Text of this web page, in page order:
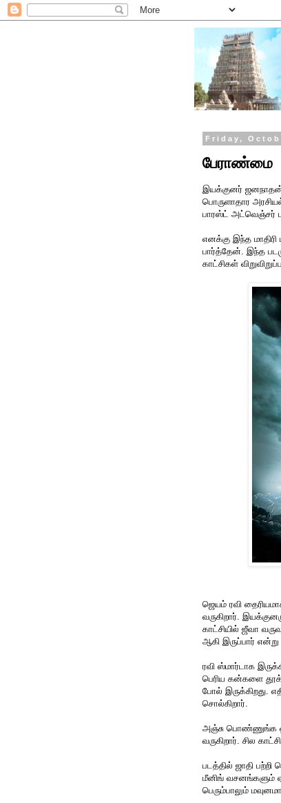
Friday,
பேராண்மை
இயக்குனர் ஜனநாதன்
பொருளாதார
பாரஸ்ட் அட்வெஞ்சர்
எனக்கு இந்த மாதிரி
பார்த்தேன். இந்த
காட்சிகள்
ஜெயம் ரவி
வருகிறார்.
காட்சியில் ஜீவா
ஆகி இருப்பார்
ரவி ஸ்மார்டாக
பெரிய கன்களை
போல் இருக்கிறது.
சொல்கிறார்.
அஞ்சு பொண்ணுங்க
வருகிறார். சில
படத்தில் ஜாதி
மீனிங் வசனங்களும்
பெரும்பாலும்